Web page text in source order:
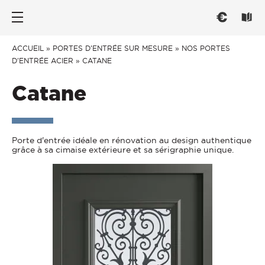
Nos portes d’entrée
Portes de service
Portes grand trafic
PAR STYLE
Contemporaine
Les fenêtres
Fenêtre oscillo-battant
Fenêtre et baie coulissante
Fenêtre Aluminium
Fenêtre PVC
Conseils
Mieux comprendre
Réglementation
Menuiseries connectées
Entretien et Réglages
ACCUEIL » PORTES D’ENTRÉE SUR MESURE » NOS PORTES
D'ENTRÉE ACIER » CATANE
Catane
Porte d'entrée idéale en rénovation au design authentique
grâce à sa cimaise extérieure et sa sérigraphie unique.